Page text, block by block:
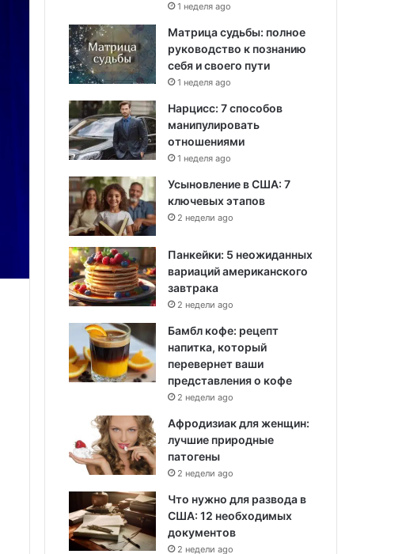
1 неделя ago
Матрица судьбы: полное
руководство к познанию
себя и своего пути
1 неделя ago
Нарцисс: 7 способов
манипулировать
отношениями
1 неделя ago
Усыновление в США: 7
ключевых этапов
2 недели ago
Панкейки: 5 неожиданных
вариаций американского
завтрака
2 недели ago
Бамбл кофе: рецепт
напитка, который
перевернет ваши
представления о кофе
2 недели ago
Афродизиак для женщин:
лучшие природные
патогены
2 недели ago
Что нужно для развода в
США: 12 необходимых
документов
2 недели ago